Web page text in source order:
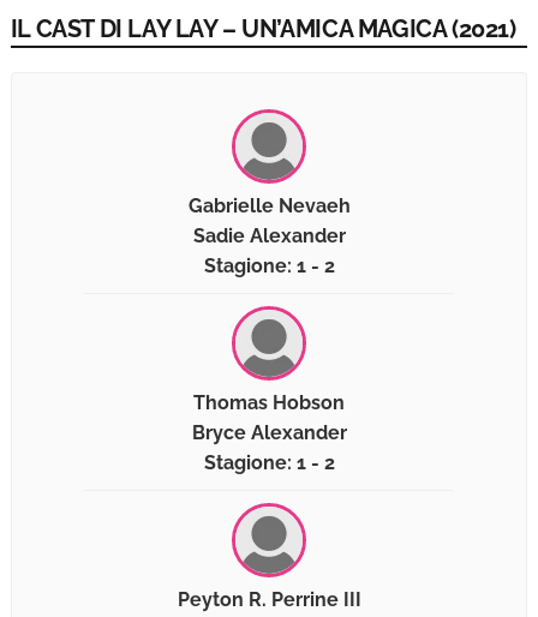
IL CAST DI LAY LAY – UN’AMICA MAGICA (2021)
Gabrielle Nevaeh
Sadie Alexander
Stagione: 1 - 2
Thomas Hobson
Bryce Alexander
Stagione: 1 - 2
Peyton R. Perrine III